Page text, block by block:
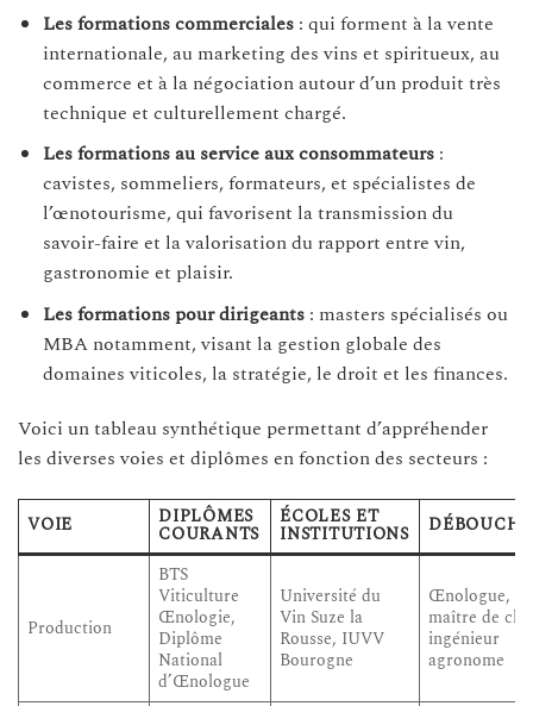
Les formations commerciales: qui forment à la vente
internationale, au marketing des vins et spiritueux, au
commerce et à la négociation autour d’un produit très
technique et culturellement chargé.
Les formations au service aux consommateurs:
cavistes, sommeliers, formateurs, et spécialistes de
l’œnotourisme, qui favorisent la transmission du
savoir-faire et la valorisation du rapport entre vin,
gastronomie et plaisir.
Les formations pour dirigeants: masters spécialisés ou
MBA notamment, visant la gestion globale des
domaines viticoles, la stratégie, le droit et les finances.
Voici un tableau synthétique permettant d’appréhender
les diverses voies et diplômes en fonction des secteurs :
VOIE DIPLÔMES
COURANTS
ÉCOLES ET
INSTITUTIONS
Production
BTS
Viticulture
Œnologie,
Diplôme
National
d’Œnologue
Université du
Vin Suze la
Rousse, IUVV
Bourogne
Œnologue,
maître de
ingénieur
agronome